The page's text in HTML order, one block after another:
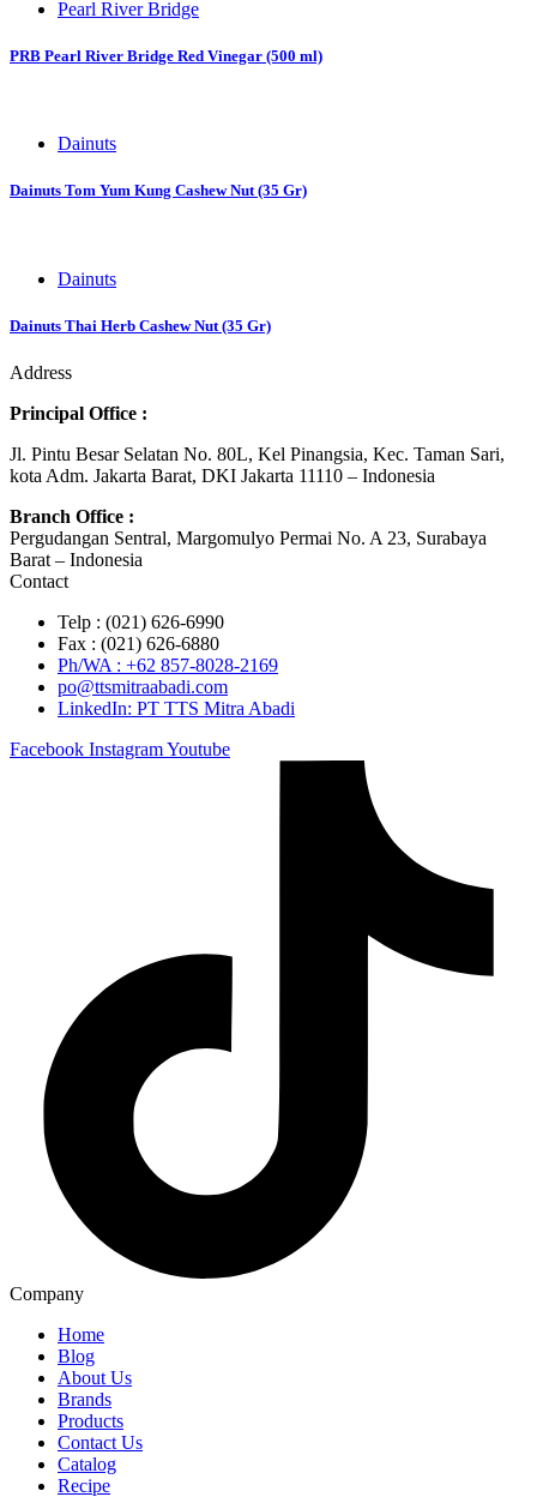
Pearl River Bridge
PRB Pearl River Bridge Red Vinegar (500 ml)
Dainuts
Dainuts Tom Yum Kung Cashew Nut (35 Gr)
Dainuts
Dainuts Thai Herb Cashew Nut (35 Gr)
Address
Principal Office :
Jl. Pintu Besar Selatan No. 80L, Kel Pinangsia, Kec. Taman Sari,
kota Adm. Jakarta Barat, DKI Jakarta 11110 – Indonesia
Branch Office :
Pergudangan Sentral, Margomulyo Permai No. A 23, Surabaya
Barat – Indonesia
Contact
Telp : (021) 626-6990
Fax : (021) 626-6880
Ph/WA : +62 857-8028-2169
po@ttsmitraabadi.com
LinkedIn: PT TTS Mitra Abadi
Facebook InstagramYoutube
Company
Home
Blog
About Us
Brands
Products
Contact Us
Catalog
Recipe